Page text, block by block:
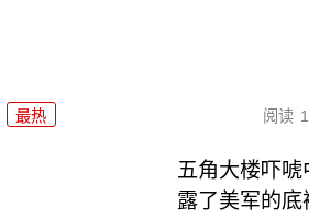
最热 阅读
五角大楼吓
露了美军的底